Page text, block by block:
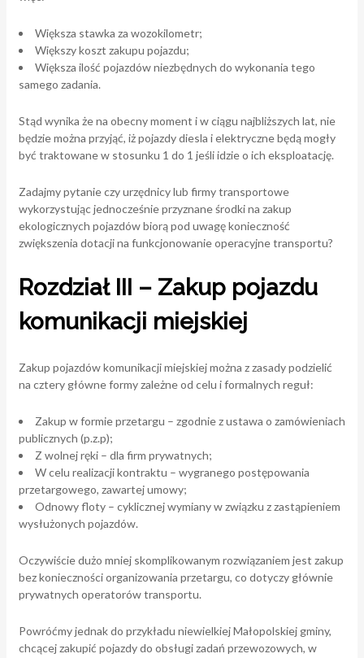
Większa stawka za wozokilometr;
Większy koszt zakupu pojazdu;
Większa ilość pojazdów niezbędnych do wykonania tego
samego zadania.
Stąd wynika że na obecny moment i w ciągu najbliższych lat, nie
będzie można przyjąć, iż pojazdy diesla i elektryczne będą mogły
być traktowane w stosunku 1 do 1 jeśli idzie o ich eksploatację.
Zadajmy pytanie czy urzędnicy lub firmy transportowe
wykorzystując jednocześnie przyznane środki na zakup
ekologicznych pojazdów biorą pod uwagę konieczność
zwiększenia dotacji na funkcjonowanie operacyjne transportu?
Rozdział III – Zakup pojazdu
komunikacji miejskiej
Zakup pojazdów komunikacji miejskiej można z zasady podzielić
na cztery główne formy zależne od celu i formalnych reguł:
Zakup w formie przetargu – zgodnie z ustawa o zamówieniach
publicznych (p.z.p);
Z wolnej ręki – dla firm prywatnych;
W celu realizacji kontraktu – wygranego postępowania
przetargowego, zawartej umowy;
Odnowy floty – cyklicznej wymiany w związku z zastąpieniem
wysłużonych pojazdów.
Oczywiście dużo mniej skomplikowanym rozwiązaniem jest zakup
bez konieczności organizowania przetargu, co dotyczy głównie
prywatnych operatorów transportu.
Powróćmy jednak do przykładu niewielkiej Małopolskiej gminy,
chcącej zakupić pojazdy do obsługi zadań przewozowych, w